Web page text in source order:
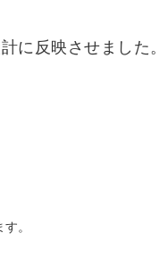
に反映させました。
。